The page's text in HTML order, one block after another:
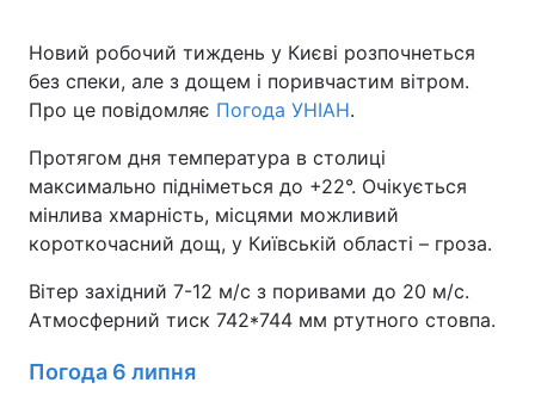
Новий робочий тиждень у Києві розпочнеться
без спеки, але з дощем і поривчастим вітром.
Про це повідомляє Погода УНІАН.
Протягом дня температура в столиці
максимально підніметься до +22°. Очікується
мінлива хмарність, місцями можливий
короткочасний дощ, у Київській області – гроза.
Вітер західний 7-12 м/с з поривами до 20 м/с.
Атмосферний тиск 742*744 мм ртутного стовпа.
Погода 6 липня